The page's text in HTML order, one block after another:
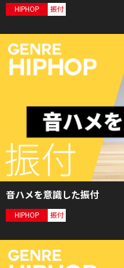
HIPHOP 振付
音ハメを意識した振付
HIPHOP 振付